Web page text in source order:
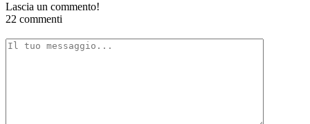
Lascia un commento!
22 commenti